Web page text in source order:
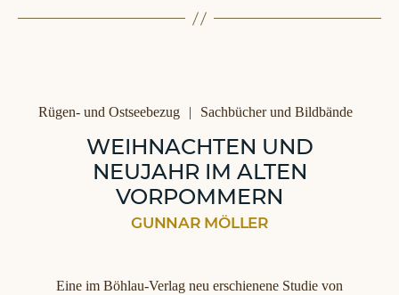
Kategorien
Rügen- und Ostseebezug Sachbücher und Bildbände
WEIHNACHTEN UND
NEUJAHR IM ALTEN
VORPOMMERN
GUNNAR MÖLLER
Eine im Böhlau-Verlag neu erschienene Studie von